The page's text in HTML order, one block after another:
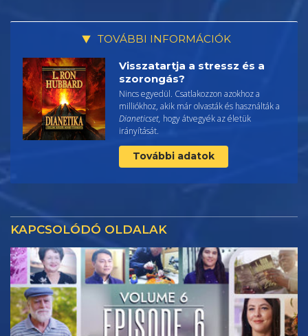
TOVÁBBI INFORMÁCIÓK
Visszatartja a stressz és a
szorongás?
Nincs egyedül. Csatlakozzon azokhoz a
milliókhoz, akik már olvasták és használták a
Dianeticset, hogy átvegyék az életük
irányítását.
További adatok
KAPCSOLÓDÓ OLDALAK